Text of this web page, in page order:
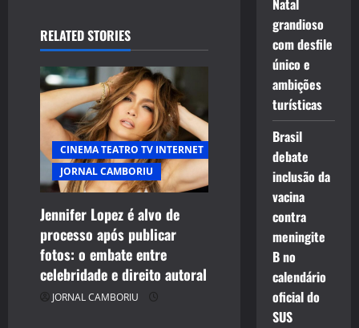
v
i
g
a
t
i
o
n
RELATED STORIES
CINEMA TEATRO TV INTERNET
JORNAL CAMBORIU
Jennifer Lopez é alvo de
processo após publicar
fotos: o embate entre
celebridade e direito autoral
JORNAL CAMBORIU
CELEBRIDADES
CINEMA TEATRO TV INTERNET
ENTRETENIMENTO
JORNAL CAMBORIU
Natal
grandioso
com desfile
único e
ambições
turísticas
Brasil
debate
inclusão da
vacina
contra
meningite
B no
calendário
oficial do
SUS